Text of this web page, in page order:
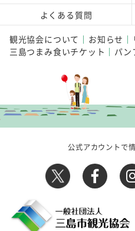
よくある質問
観光協会について お知らせ
三島つまみ食いチケット
パン
公式アカウントで